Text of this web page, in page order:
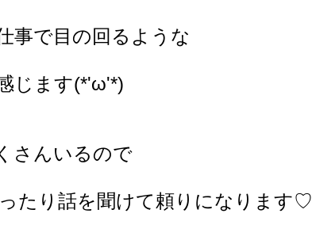
事で目の回るような
じます(*'ω'*)
さんいるので
たり話を聞けて頼りになります♡